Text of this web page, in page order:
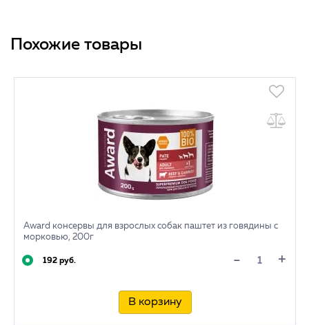
Похожие товары
Award консервы для взрослых собак паштет из говядины с
морковью, 200г
192 руб. - +
В корзину